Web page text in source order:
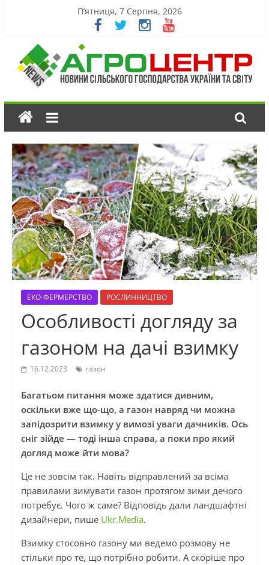
П’ятниця, 7 Серпня, 2026
ЕКО-ФЕРМЕРСТВО РОСЛИННИЦТВО
Особливості догляду за
газоном на дачі взимку
16.12.2023 газон
Багатьом питання може здатися дивним,
оскільки вже що-що, а газон навряд чи можна
запідозрити взимку у вимозі уваги дачників. Ось
сніг зійде — тоді інша справа, а поки про який
догляд може йти мова?
Це не зовсім так. Навіть відправлений за всіма
правилами зимувати газон протягом зими дечого
потребує. Чого ж саме? Відповідь дали ландшафтні
дизайнери, пише Ukr.Media.
Взимку стосовно газону ми ведемо розмову не
стільки про те, що потрібно робити. А скоріше про